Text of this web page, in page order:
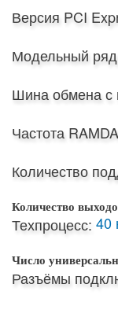
Версия PCI
Модельный
Шина обмена с
Частота
Количество
Количество
Техпроцесс: 40
Число
Разъёмы